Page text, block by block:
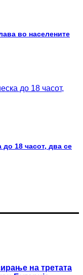
во населените
до 18 часот, два се
на третата